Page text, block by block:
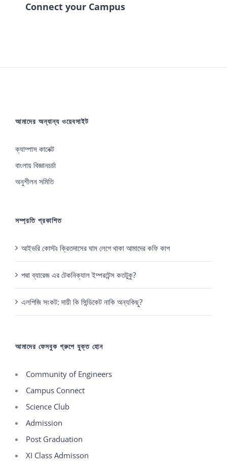
Connect your Campus
আমাদের অন্যান্য ওয়েবসাইট
ক্যাম্পাস কানেক্ট
বাংলায় বিজ্ঞানচর্চা
অনুশীলন সমিতি
সম্প্রতি প্রকাশিত
আইভরি কোস্টঃ ক্রিতদাসের ঘাম লেগে থাকা আমাদের কফি কাপ
পদ্মা ব্যারেজ এর টেকনিক্যাল ইম্পরটেন্স কতটুকু?
এলপিজি সংকট: দায়ী কি সিন্ডিকেট নাকি অন্যকিছু?
আমাদের ফেসবুক গ্রুপে যুক্ত হোন
Community of Engineers
Campus Connect
Science Club
Admission
Post Graduation
XI Class Admisson